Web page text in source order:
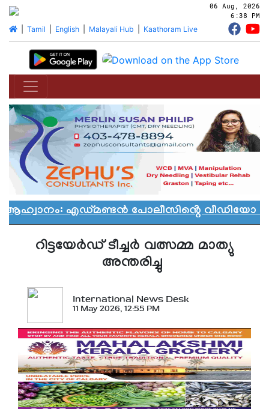
06 Aug, 2026
6:38 PM
| Tamil English| Malayali Hub Kaathoram Live
എഡ്മണ്ടൻ പോലീസിൻ്റെ വീഡിയോ
റിട്ടയേര്‍ഡ് ടീച്ചര്‍ വത്സമ്മ മാത്യു
അന്തരിച്ചു
International News Desk
11 May 2026, 12:55 PM